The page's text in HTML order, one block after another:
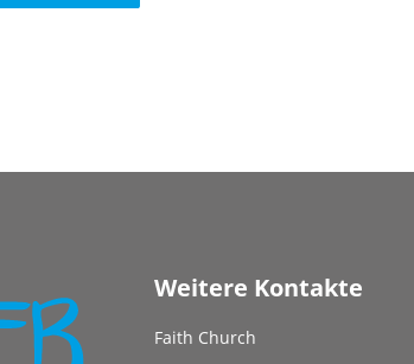
Weitere Kontakte
Faith Church